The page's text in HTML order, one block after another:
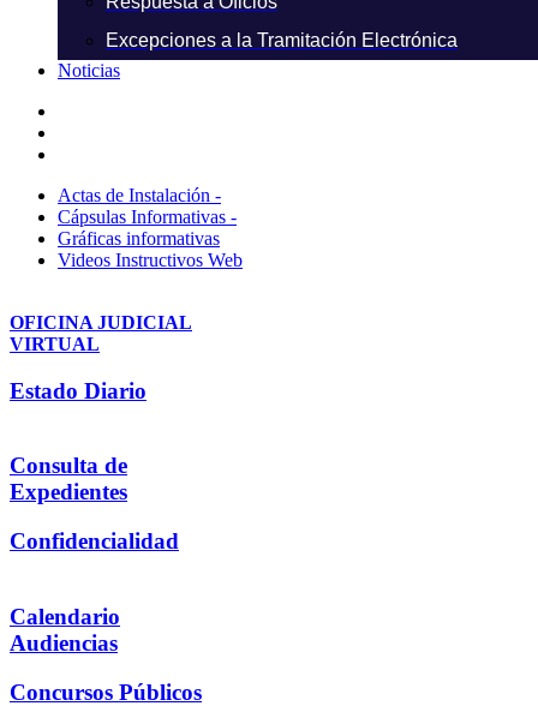
Excepciones a la Tramitación Electrónica
Noticias
Actas de Instalación -
Cápsulas Informativas -
Gráficas informativas
Videos Instructivos Web
OFICINA JUDICIAL
VIRTUAL
Estado Diario
Consulta de
Expedientes
Confidencialidad
Calendario
Audiencias
Concursos Públicos